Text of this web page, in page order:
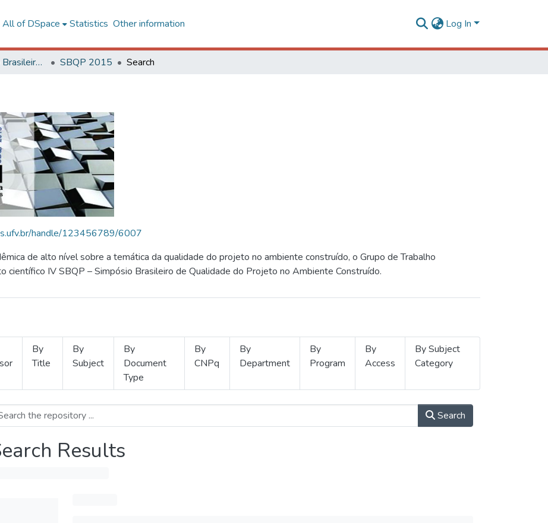
All of DSpace Statistics Other information Log In
SBQP - Simpósio Brasileiro de Qualidade do Projeto no Ambiente Construído SBQP 2015 Search
handle/123456789/6007
de alto nível sobre a temática da qualidade do projeto no ambiente construído, o Grupo de Trabalho
científico IV SBQP – Simpósio Brasileiro de Qualidade do Projeto no Ambiente Construído.
By
Title
By
Subject
By
Document
Type
By
CNPq
By
Department
By
Program
By
Access
By Subject
Category
Search
Results